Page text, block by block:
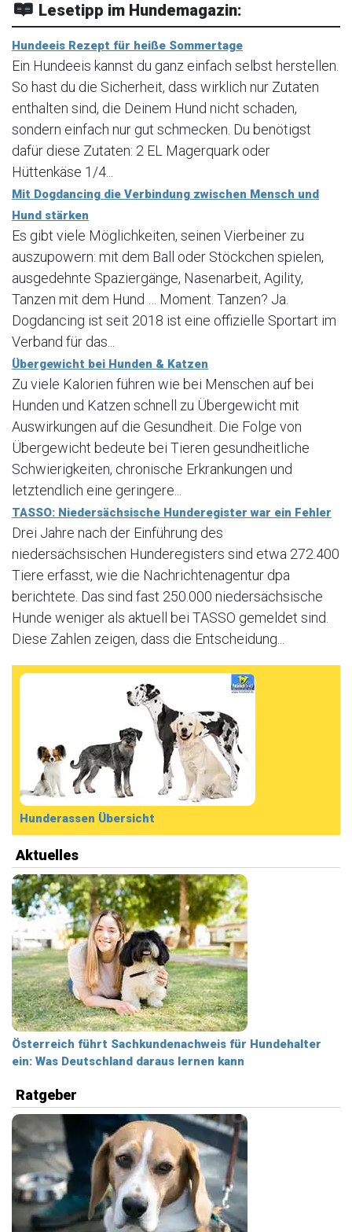
Lesetipp im Hundemagazin:
Hundeeis Rezept für heiße Sommertage
Ein Hundeeis kannst du ganz einfach selbst herstellen.
So hast du die Sicherheit, dass wirklich nur Zutaten
enthalten sind, die Deinem Hund nicht schaden,
sondern einfach nur gut schmecken. Du benötigst
dafür diese Zutaten: 2 EL Magerquark oder
Hüttenkäse 1/4...
Mit Dogdancing die Verbindung zwischen Mensch und
Hund stärken
Es gibt viele Möglichkeiten, seinen Vierbeiner zu
auszupowern: mit dem Ball oder Stöckchen spielen,
ausgedehnte Spaziergänge, Nasenarbeit, Agility,
Tanzen mit dem Hund … Moment. Tanzen? Ja.
Dogdancing ist seit 2018 ist eine offizielle Sportart im
Verband für das...
Übergewicht bei Hunden & Katzen
Zu viele Kalorien führen wie bei Menschen auf bei
Hunden und Katzen schnell zu Übergewicht mit
Auswirkungen auf die Gesundheit. Die Folge von
Übergewicht bedeute bei Tieren gesundheitliche
Schwierigkeiten, chronische Erkrankungen und
letztendlich eine geringere...
TASSO: Niedersächsische Hunderegister war ein Fehler
Drei Jahre nach der Einführung des
niedersächsischen Hunderegisters sind etwa 272.400
Tiere erfasst, wie die Nachrichtenagentur dpa
berichtete. Das sind fast 250.000 niedersächsische
Hunde weniger als aktuell bei TASSO gemeldet sind.
Diese Zahlen zeigen, dass die Entscheidung...
Hunderassen Übersicht
Aktuelles
Österreich führt Sachkundenachweis für Hundehalter
ein: Was Deutschland daraus lernen kann
Ratgeber